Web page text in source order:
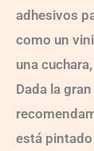
adhesivos
como un
una
Dada la
está